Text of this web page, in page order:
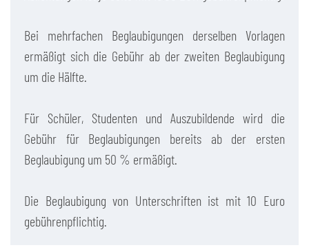
Bei mehrfachen Beglaubigungen derselben Vorlagen
ermäßigt sich die Gebühr ab der zweiten Beglaubigung
um die Hälfte.
Für Schüler, Studenten und Auszubildende wird die
Gebühr für Beglaubigungen bereits ab der ersten
Beglaubigung um 50 % ermäßigt.
Die Beglaubigung von Unterschriften ist mit 10 Euro
gebührenpflichtig.